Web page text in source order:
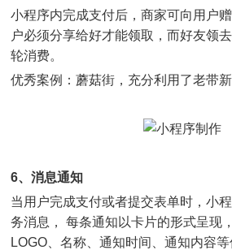
小程序内完成支付后，商家可向用户赠
户必须分享给好才能领取，而好友领
轮消费。
优秀案例：蘑菇街，充分利用了老带新
6、 消息通知
当用户完成支付或者提交表单时，小
务消息， 每条通知以卡片的形式呈现
LOGO、名称、通知时间、通知内容等